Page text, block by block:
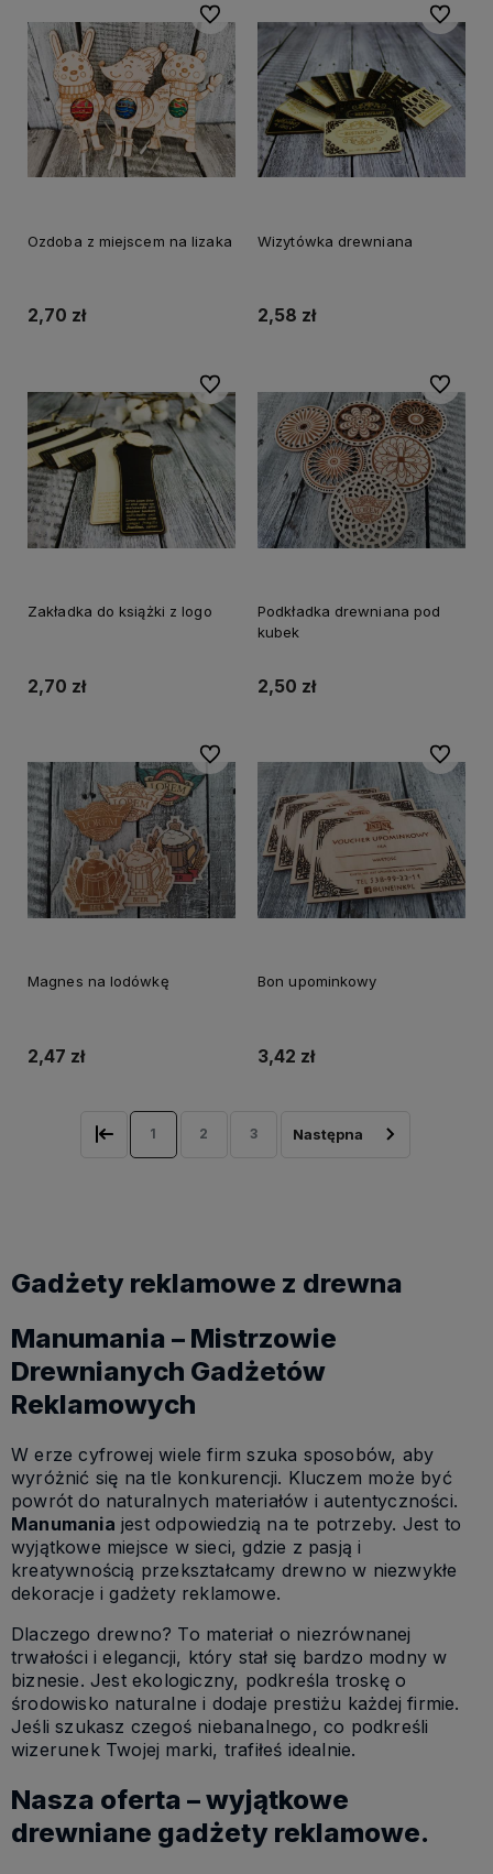
Ozdoba z miejscem na lizaka
2,70 zł
Do ulubionych
Wizytówka drewniana
2,58 zł
Do
Zakładka do książki z logo
2,70 zł
Do ulubionych
Podkładka drewniana pod
kubek
2,50 zł
Do
Magnes na lodówkę
2,47 zł
Do ulubionych
Bon upominkowy
3,42 zł
Do
1 2 3
Gadżety reklamowe z drewna
Manumania – Mistrzowie
Drewnianych Gadżetów
Reklamowych
W erze cyfrowej wiele firm szuka sposobów, aby
wyróżnić się na tle konkurencji. Kluczem może być
powrót do naturalnych materiałów i autentyczności.
Manumania jest odpowiedzią na te potrzeby. Jest to
wyjątkowe miejsce w sieci, gdzie z pasją i
kreatywnością przekształcamy drewno w niezwykłe
dekoracje i gadżety reklamowe.
Dlaczego drewno? To materiał o niezrównanej
trwałości i elegancji, który stał się bardzo modny w
biznesie. Jest ekologiczny, podkreśla troskę o
środowisko naturalne i dodaje prestiżu każdej firmie.
Jeśli szukasz czegoś niebanalnego, co podkreśli
wizerunek Twojej marki, trafiłeś idealnie.
Nasza oferta – wyjątkowe
drewniane gadżety reklamowe.